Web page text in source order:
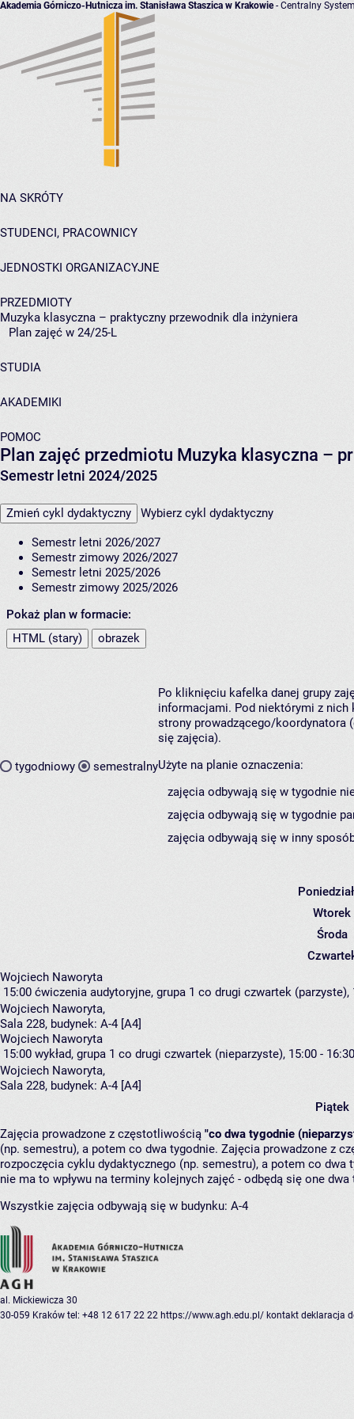
Akademia Górniczo-Hutnicza im. Stanisława Staszica w Krakowie- Centralny
NA SKRÓTY
STUDENCI, PRACOWNICY
JEDNOSTKI ORGANIZACYJNE
PRZEDMIOTY
Muzyka klasyczna – praktyczny przewodnik dla inżyniera
Plan zajęć w 24/25-L
STUDIA
AKADEMIKI
POMOC
Plan zajęć przedmiotu Muzyka klasyczna –
Semestr letni 2024/2025
Zmień cykl dydaktyczny Wybierz cykl dydaktyczny
Semestr letni 2026/2027
Semestr zimowy 2026/2027
Semestr letni 2025/2026
Semestr zimowy 2025/2026
Pokaż plan w formacie:
HTML (stary)
obrazek
tygodniowy semestralny
Po kliknięciu kafelka danej grupy
informacjami. Pod niektórymi z nich
strony prowadzącego/koordynatora
się zajęcia).
Użyte na planie oznaczenia:
zajęcia odbywają się w tygodnie
zajęcia odbywają się w tygodnie
zajęcia odbywają się w inny
Wtorek
Środa
Wojciech Naworyta
15:00 ćwiczenia audytoryjne, grupa 1 co drugi czwartek (parzyste),
Wojciech Naworyta,
Sala 228, budynek: A-4 [A4]
Wojciech Naworyta
15:00 wykład, grupa 1 co drugi czwartek (nieparzyste), 15:00 - 16:30
Wojciech Naworyta,
Sala 228, budynek: A-4 [A4]
Piątek
Zajęcia prowadzone z częstotliwością "co dwa tygodnie
(np. semestru), a potem co dwa tygodnie. Zajęcia prowadzone z
rozpoczęcia cyklu dydaktycznego (np. semestru), a potem co
nie ma to wpływu na terminy kolejnych zajęć - odbędą się one
Wszystkie zajęcia odbywają się w budynku: A-4
al. Mickiewicza 30
30-059 Kraków tel: +48 12 617 22 22 https://www.agh.edu.pl/ kontakt deklaracja